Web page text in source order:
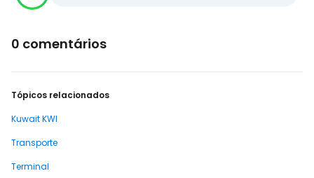
0 comentários
Tópicos relacionados
Kuwait KWI
Transporte
Terminal